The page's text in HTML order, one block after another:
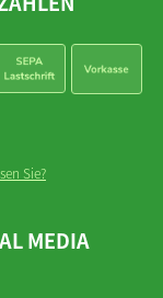
Sie?
MEDIA